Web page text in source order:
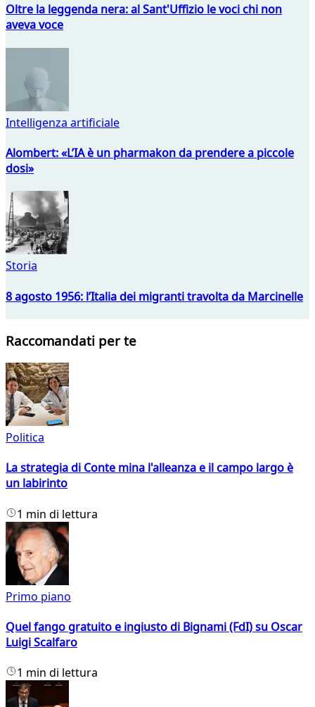
Oltre la leggenda nera: al Sant'Uffizio le voci chi non
aveva voce
Intelligenza artificiale
Alombert: «L’IA è un pharmakon da prendere a piccole
dosi»
Storia
8 agosto 1956: l’Italia dei migranti travolta da Marcinelle
Raccomandati per te
Politica
La strategia di Conte mina l'alleanza e il campo largo è
un labirinto
1 min di lettura
Primo piano
Quel fango gratuito e ingiusto di Bignami (FdI) su Oscar
Luigi Scalfaro
1 min di lettura